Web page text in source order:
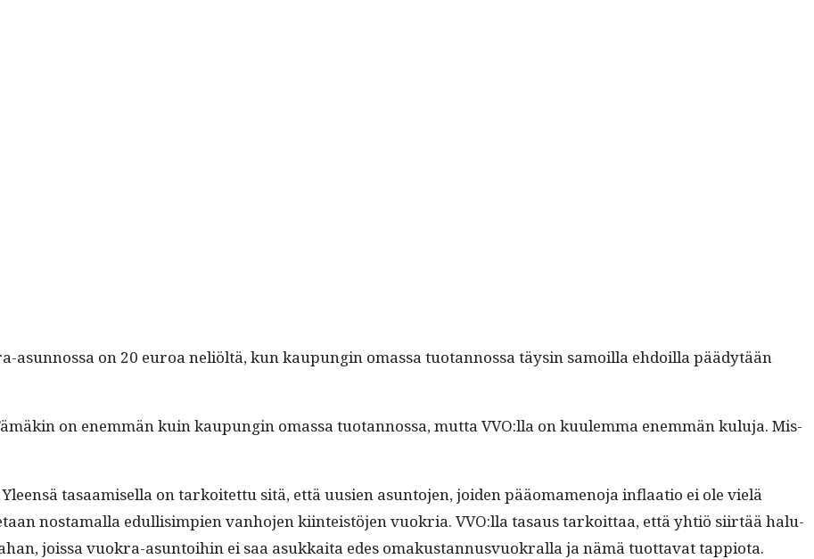
asun­nos­sa on 20 euroa neliöltä, kun kaupun­gin omas­sa tuotan­nos­sa täysin samoil­la ehdoil­la päädytään
on enem­män kuin kaupun­gin omas­sa tuotan­nos­sa, mut­ta VVO:lla on kuulem­ma enem­män kulu­ja. Mis­
tasaamisel­la on tarkoitet­tu sitä, että uusien asun­to­jen, joiden pääo­ma­meno­ja inflaa­tio ei ole vielä
nos­ta­mal­la edullisimpi­en van­ho­jen kiin­teistö­jen vuokria. VVO:lla tasaus tarkoit­taa, että yhtiö siirtää halu­
jois­sa vuokra-asun­toi­hin ei saa asukkai­ta edes omakus­tan­nusvuokral­la ja nämä tuot­ta­vat tap­pi­o­ta.